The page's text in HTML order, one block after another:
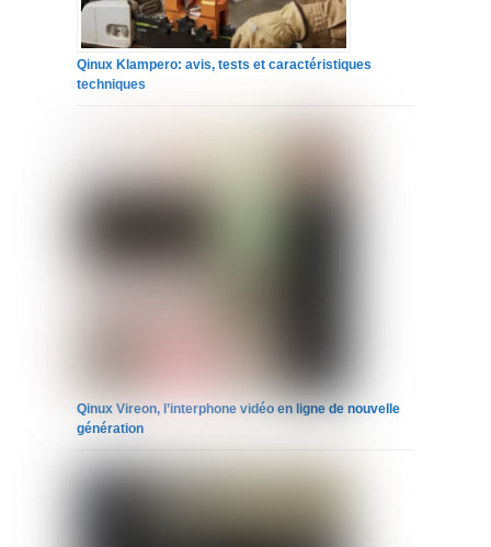
Qinux Klampero: avis, tests et caractéristiques
techniques
Qinux Vireon, l’interphone vidéo en ligne de nouvelle
génération